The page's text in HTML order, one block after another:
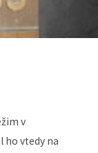
v
ho vtedy na